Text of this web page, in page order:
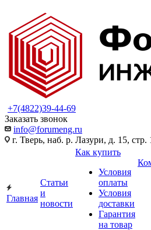
+7(4822)39-44-69
Заказать звонок
info@forumeng.ru
г. Тверь, наб. р. Лазури, д. 15, стр.
Главная
Статьи
и
новости
Как купить
Условия
оплаты
Условия
доставки
Гарантия
на товар